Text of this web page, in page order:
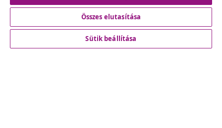
Ügyfélszolgálat
Összes elutasítása
Sütik beállítása